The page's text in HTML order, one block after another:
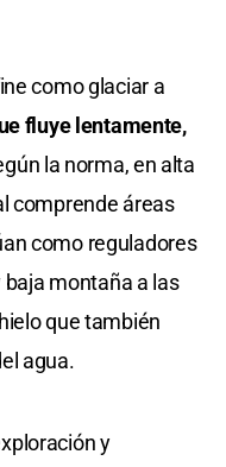
como glaciar a
fluye lentamente,
la norma, en alta
comprende áreas
como reguladores
baja montaña a las
que también
agua.
y